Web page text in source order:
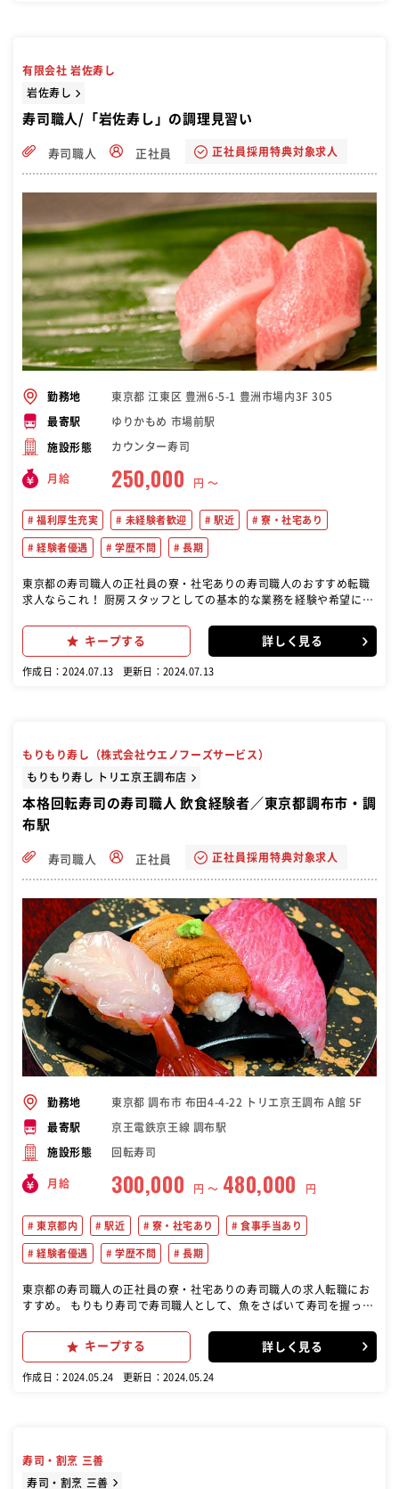
有限会社 岩佐寿し
岩佐寿し
寿司職人/「岩佐寿し」の調理見習い
寿司職人 正社員 正社員採用特典対象求人
勤務地 東京都 江東区 豊洲6-5-1 豊洲市場内3F 305
最寄駅 ゆりかもめ 市場前駅
施設形態 カウンター寿司
月給 250,000 円 〜
福利厚生充実 未経験者歓迎 駅近 寮・社宅あり
経験者優遇 学歴不問 長期
東京都の寿司職人の正社員の寮・社宅ありの寿司職人のおすすめ転職
求人ならこれ！ 厨房スタッフとしての基本的な業務を経験や希望に合
処理や材料の準備など、寿司の仕込みに関する作業を行います。 調理
業務： 寿司の握りやその他の調理業務を担当します。経験や希望に応
や片付け、道具の管理など、基本的な厨房業務全般も含まれます。
キープする 詳しく見る
作成日：2024.07.13 更新日：2024.07.13
もりもり寿し（株式会社ウエノフーズサービス）
もりもり寿し トリエ京王調布店
本格回転寿司の寿司職人 飲食経験者／東京都調布市・調
布駅
寿司職人 正社員 正社員採用特典対象求人
勤務地 東京都 調布市 布田4-4-22 トリエ京王調布 A館 5F
最寄駅 京王電鉄京王線 調布駅
施設形態 回転寿司
月給 300,000 円 〜 480,000 円
東京都内 駅近 寮・社宅あり 食事手当あり
経験者優遇 学歴不問 長期
東京都の寿司職人の正社員の寮・社宅ありの寿司職人の求人転職にお
すすめ。 もりもり寿司で寿司職人として、魚をさばいて寿司を握って
キープする 詳しく見る
作成日：2024.05.24 更新日：2024.05.24
寿司・割烹 三善
寿司・割烹 三善